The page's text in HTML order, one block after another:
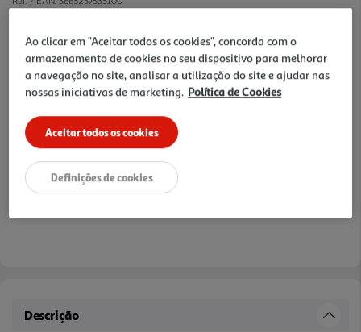
avaliação.
para
a
mesma
página.
7,99 €
Notas de preparação
Descrição
Ao clicar em "Aceitar todos os cookies", concorda com o
armazenamento de cookies no seu dispositivo para melhorar
a navegação no site, analisar a utilização do site e ajudar nas
nossas iniciativas de marketing. Política de Cookies
Aceitar todos os cookies
Definições de cookies